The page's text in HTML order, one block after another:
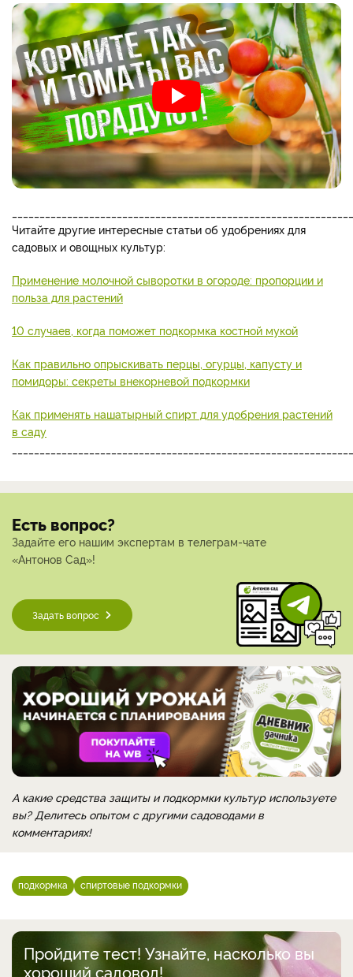
Читайте другие интересные статьи об удобрениях для
садовых и овощных культур:
Применение молочной сыворотки в огороде: пропорции и
польза для растений
10 случаев, когда поможет подкормка костной мукой
Как правильно опрыскивать перцы, огурцы, капусту и
помидоры: секреты внекорневой подкормки
Как применять нашатырный спирт для удобрения растений
в саду
Есть вопрос?
Задайте его нашим экспертам в телеграм-чате
«Антонов Сад»!
Задать вопрос
А какие средства защиты и подкормки культур используете
вы? Делитесь опытом с другими садоводами в
комментариях!
подкормка спиртовые подкормки
Пройдите тест! Узнайте, насколько вы
хороший садовод!